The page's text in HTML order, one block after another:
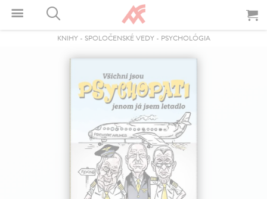
KNIHY- SPOLOČENSKÉ VEDY- PSYCHOLÓGIA